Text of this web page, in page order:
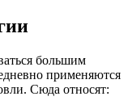
большим
применяются
Сюда относят: